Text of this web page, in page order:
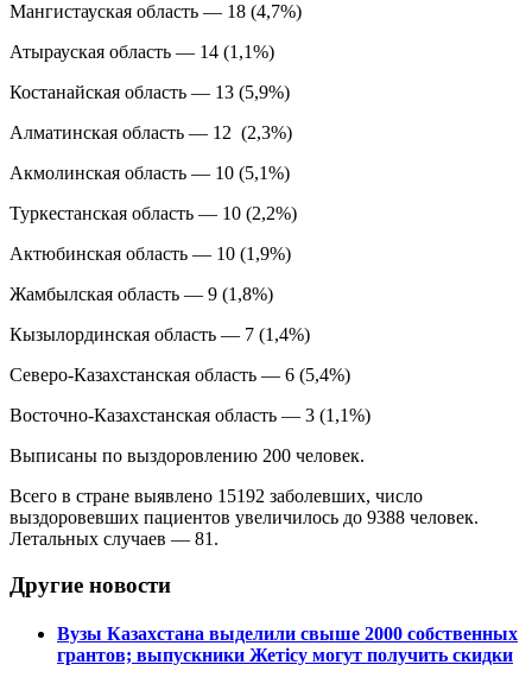
Мангистауская область — 18 (4,7%)
Атырауская область — 14 (1,1%)
Костанайская область — 13 (5,9%)
Алматинская область — 12 (2,3%)
Акмолинская область — 10 (5,1%)
Туркестанская область — 10 (2,2%)
Актюбинская область — 10 (1,9%)
Жамбылская область — 9 (1,8%)
Кызылординская область — 7 (1,4%)
Северо-Казахстанская область — 6 (5,4%)
Восточно-Казахстанская область — 3 (1,1%)
Выписаны по выздоровлению 200 человек.
Всего в стране выявлено 15192 заболевших, число
выздоровевших пациентов увеличилось до 9388 человек.
Летальных случаев — 81.
Другие новости
Вузы Казахстана выделили свыше 2000 собственных
грантов; выпускники Жетісу могут получить скидки